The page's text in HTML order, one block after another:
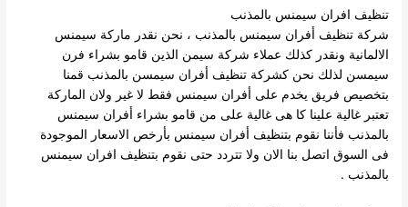
تنظيف افران سيمنس بالمذنب
شركة تنظيف أفران سيمنس بالمذنب ، نحن نقدر ماركة سيمنس
الالمانية ونقدر كذلك عملاء شركة سيمن الذين قامو بشراء فرن
سيمسن لذلك نحن كشركة تنظيف أفران سيمسن بالمذنب قمنا
بتخصيص فريق يخدم على أفران سيمنس فقط لا غير ولان الماركة
تعتبر غالية علينا كا هى غالية على من قامو بشراء أفران سيمنس
بالمذنب فأننا نقوم بتنظيف أفران سيمنس بأرخص الاسعار الموجودة
فى السوق اتصل بنا الان ولا تتردد حتى نقوم بتنظيف افران سيمنس
بالمذنب .